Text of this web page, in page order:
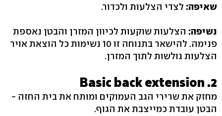
שאיפה: לצדי הצלעות ולכדור.
נשיפה: הצלעות שוקעות לכיוון המזרן והבטן נאספת
פנימה. להישאר בתנוחה זו 10 נשימות כל הוצאת אויר
הצלעות גולשות לתוך המזרן.
2. Basic back extension
מחזק את שרירי הגב העמוקים ומותח את בית החזה -
הבטן עובדת כמייצבת את הגוף.